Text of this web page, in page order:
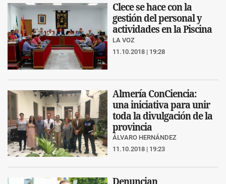
Clece se hace con la
gestión del personal y
actividades en la Piscina
LA VOZ
11.10.2018 | 19:28
Almería ConCiencia:
una iniciativa para unir
toda la divulgación de la
provincia
ÁLVARO HERNÁNDEZ
11.10.2018 | 19:23
Denuncian